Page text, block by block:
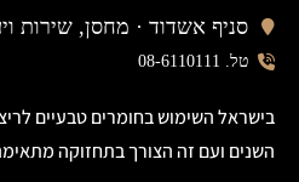
סניף אשדוד · מחסן, שירות ויעוץ
טל. 08-6110111
בישראל השימוש בחומרים טבעיים
השנים ועם זה הצורך בתחזוקה